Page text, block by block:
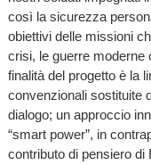
così la sicurezza
obiettivi delle missioni
crisi, le guerre moderne
finalità del progetto è la
convenzionali sostituite
dialogo; un approccio
“smart power”, in
contributo di pensiero di